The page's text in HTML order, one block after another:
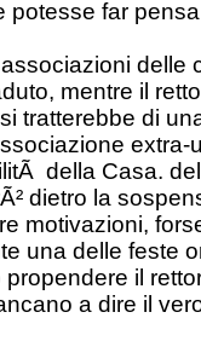
far
delle
mentre il
tratterebbe di
extra-
della Casa.
dietro la
motivazioni,
una delle feste
il
a dire il